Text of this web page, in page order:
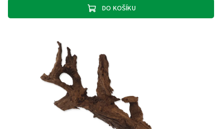
DO KOŠÍKU